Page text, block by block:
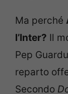
Ma perché
l’Inter? Il
Pep
reparto
Secondo